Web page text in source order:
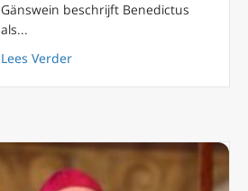
Gänswein beschrijft Benedictus
als...
Lees Verderabout Gänswein over